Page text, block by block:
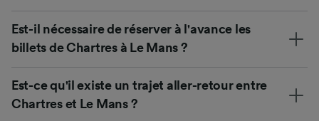
Est-il nécessaire de réserver à l'avance les
billets de Chartres à Le Mans ?
Est-ce qu'il existe un trajet aller-retour entre
Chartres et Le Mans ?